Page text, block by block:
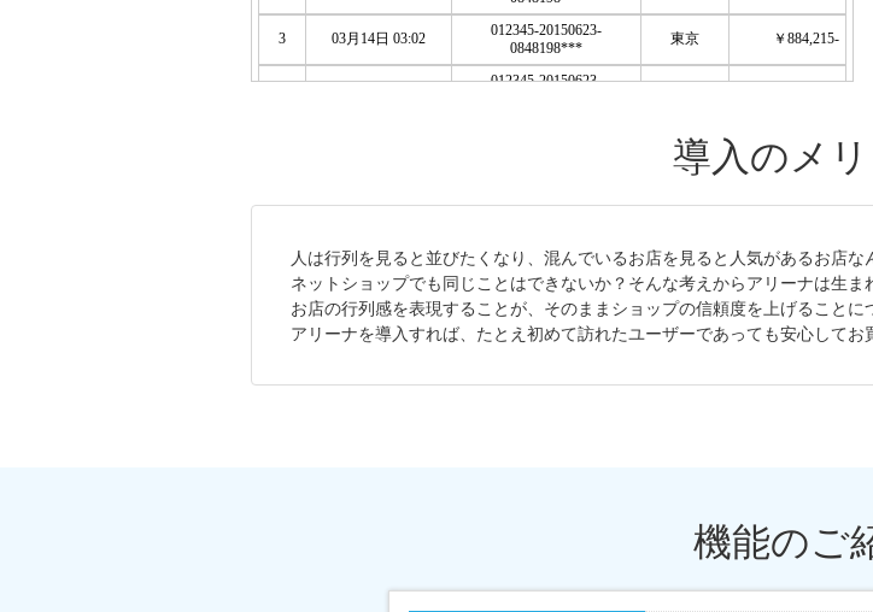
導入のメ
人は行列を見ると並びたくなり、混んでいるお店を見ると人気があるお店な
ネットショップでも同じことはできないか？そんな考えからアリーナは生ま
お店の行列感を表現することが、そのままショップの信頼度を上げることに
アリーナを導入すれば、たとえ初めて訪れたユーザーであっても安心して
機能のご